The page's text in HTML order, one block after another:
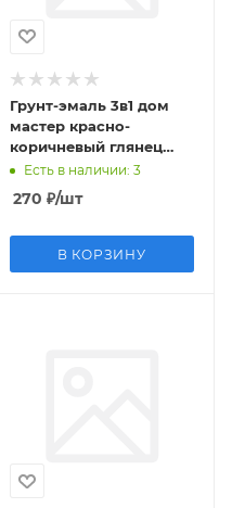
Грунт-эмаль 3в1 дом
мастер красно-
коричневый глянец
0,8кг
Есть в наличии: 3
270 ₽/шт
В КОРЗИНУ